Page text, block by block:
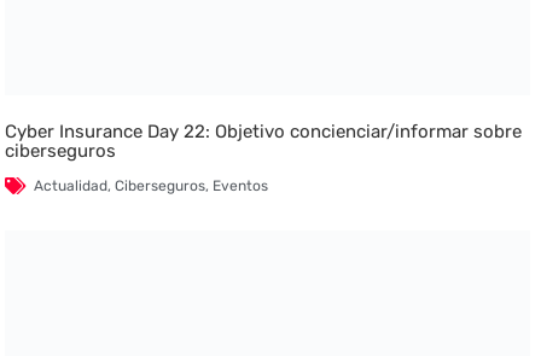
Cyber Insurance Day 22: Objetivo concienciar/informar sobre
ciberseguros
Actualidad,Ciberseguros, Eventos